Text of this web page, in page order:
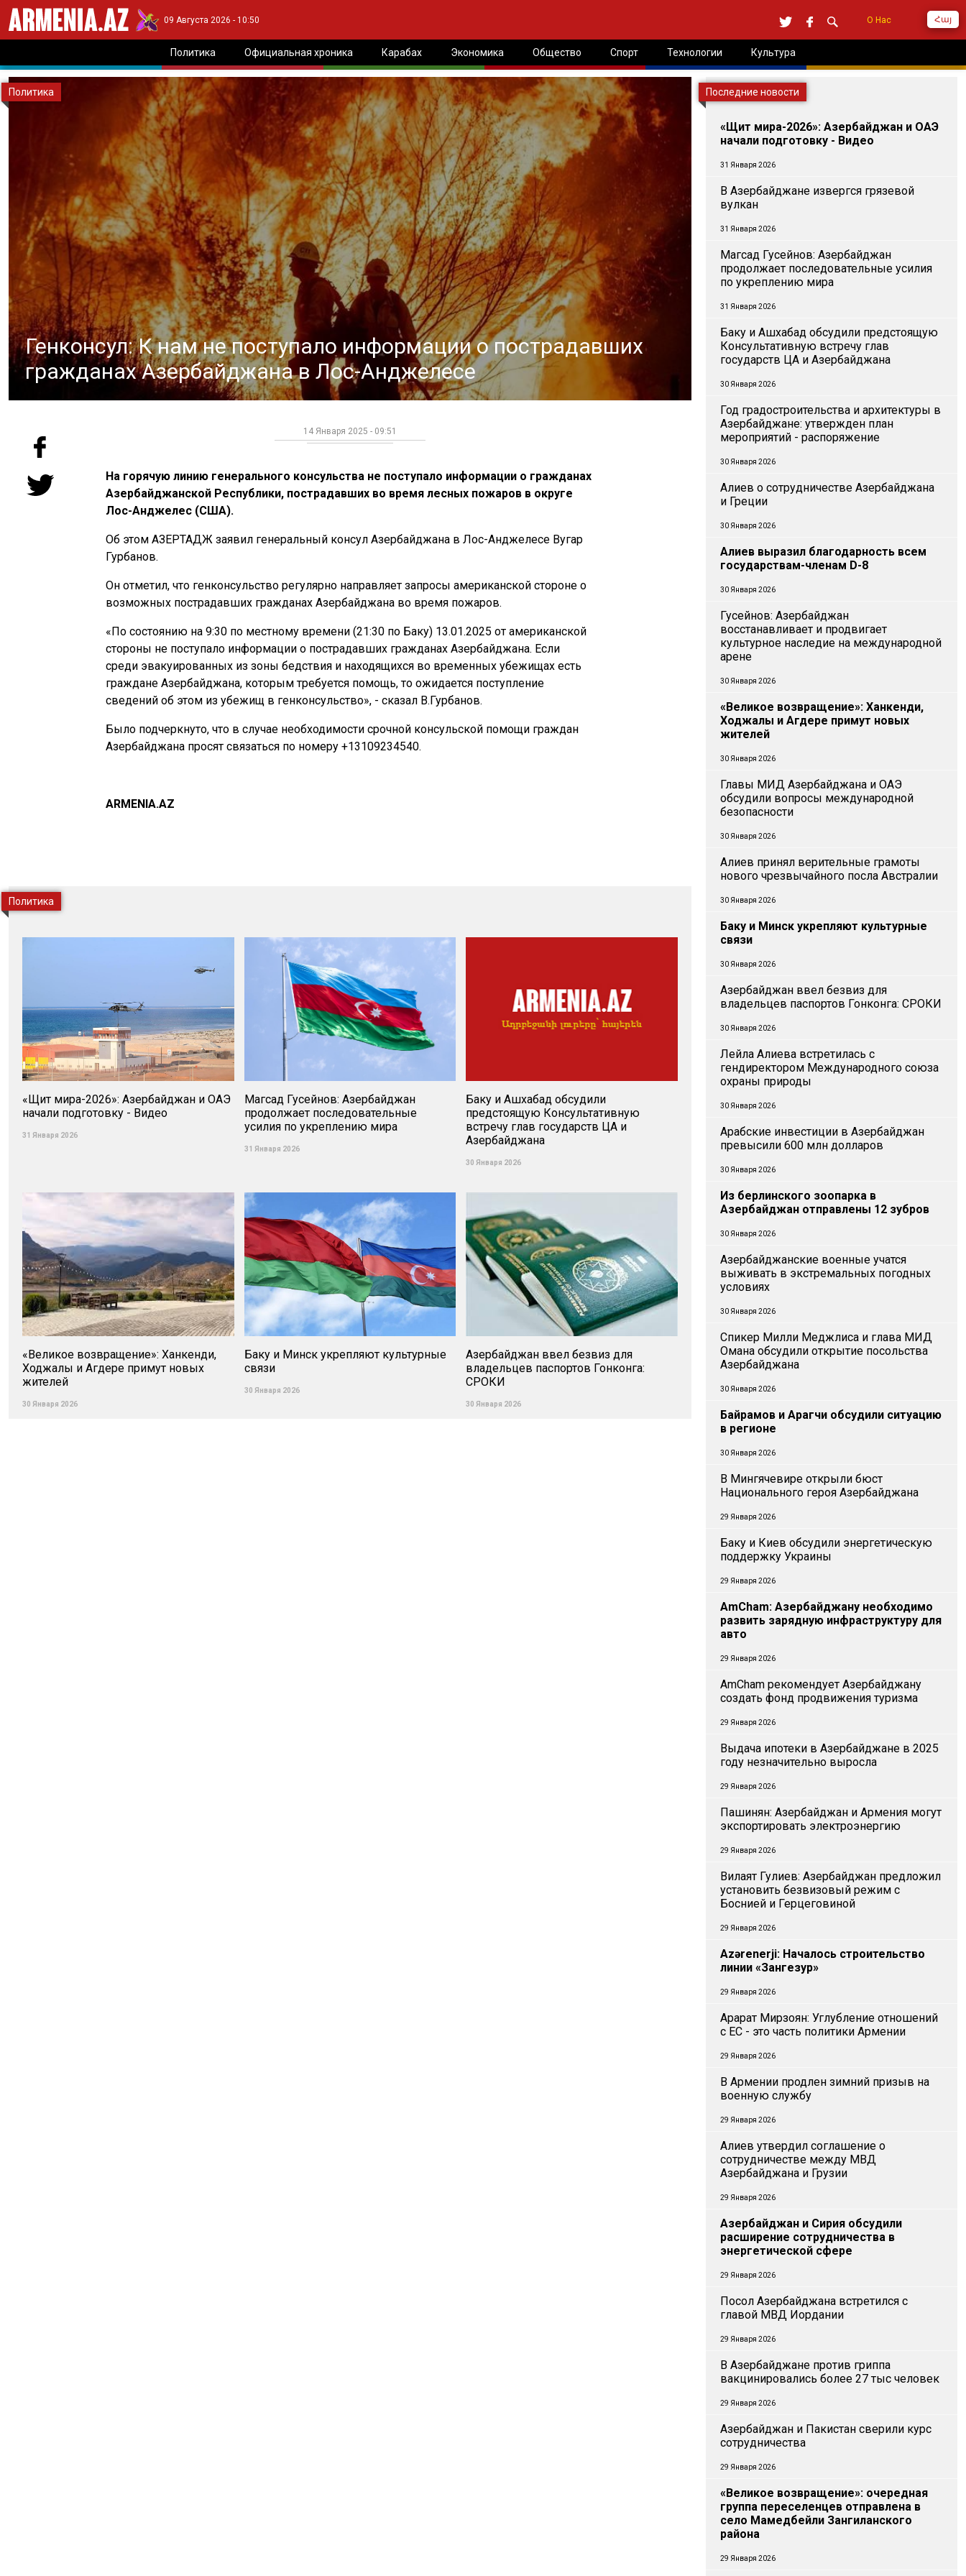
09 Августа 2026 - 10:50 Հայ
О Нас
Политика Официальная хроника Карабах Экономика Общество Спорт Технологии Культура
Генконсул: К нам не поступало информации о пострадавших
гражданах Азербайджана в Лос-Анджелесе
Политика
14 Января 2025 - 09:51
На горячую линию генерального консульства не поступало информации о гражданах
Азербайджанской Республики, пострадавших во время лесных пожаров в округе
Лос-Анджелес (США).
Об этом АЗЕРТАДЖ заявил генеральный консул Азербайджана в Лос-Анджелесе Вугар
Гурбанов.
Он отметил, что генконсульство регулярно направляет запросы американской стороне о
возможных пострадавших гражданах Азербайджана во время пожаров.
«По состоянию на 9:30 по местному времени (21:30 по Баку) 13.01.2025 от американской
стороны не поступало информации о пострадавших гражданах Азербайджана. Если
среди эвакуированных из зоны бедствия и находящихся во временных убежищах есть
граждане Азербайджана, которым требуется помощь, то ожидается поступление
сведений об этом из убежищ в генконсульство», - сказал В.Гурбанов.
Было подчеркнуто, что в случае необходимости срочной консульской помощи граждан
Азербайджана просят связаться по номеру +13109234540.
ARMENIA.AZ
Политика
«Щит мира-2026»: Азербайджан и ОАЭ
начали подготовку - Видео
31 Января 2026
Магсад Гусейнов: Азербайджан
продолжает последовательные
усилия по укреплению мира
31 Января 2026
Баку и Ашхабад обсудили
предстоящую Консультативную
встречу глав государств ЦА и
Азербайджана
30 Января 2026
«Великое возвращение»: Ханкенди,
Ходжалы и Агдере примут новых
жителей
30 Января 2026
Баку и Минск укрепляют культурные
связи
30 Января 2026
Азербайджан ввел безвиз для
владельцев паспортов Гонконга:
СРОКИ
30 Января 2026
Последние новости
«Щит мира-2026»: Азербайджан и ОАЭ
начали подготовку - Видео
31 Января 2026
В Азербайджане извергся грязевой
вулкан
31 Января 2026
Магсад Гусейнов: Азербайджан
продолжает последовательные усилия
по укреплению мира
31 Января 2026
Баку и Ашхабад обсудили предстоящую
Консультативную встречу глав
государств ЦА и Азербайджана
30 Января 2026
Год градостроительства и архитектуры в
Азербайджане: утвержден план
мероприятий - распоряжение
30 Января 2026
Алиев о сотрудничестве Азербайджана
и Греции
30 Января 2026
Алиев выразил благодарность всем
государствам-членам D-8
30 Января 2026
Гусейнов: Азербайджан
восстанавливает и продвигает
культурное наследие на международной
арене
30 Января 2026
«Великое возвращение»: Ханкенди,
Ходжалы и Агдере примут новых
жителей
30 Января 2026
Главы МИД Азербайджана и ОАЭ
обсудили вопросы международной
безопасности
30 Января 2026
Алиев принял верительные грамоты
нового чрезвычайного посла Австралии
30 Января 2026
Баку и Минск укрепляют культурные
связи
30 Января 2026
Азербайджан ввел безвиз для
владельцев паспортов Гонконга: СРОКИ
30 Января 2026
Лейла Алиева встретилась с
гендиректором Международного союза
охраны природы
30 Января 2026
Арабские инвестиции в Азербайджан
превысили 600 млн долларов
30 Января 2026
Из берлинского зоопарка в
Азербайджан отправлены 12 зубров
30 Января 2026
Азербайджанские военные учатся
выживать в экстремальных погодных
условиях
30 Января 2026
Спикер Милли Меджлиса и глава МИД
Омана обсудили открытие посольства
Азербайджана
30 Января 2026
Байрамов и Арагчи обсудили ситуацию
в регионе
30 Января 2026
В Мингячевире открыли бюст
Национального героя Азербайджана
29 Января 2026
Баку и Киев обсудили энергетическую
поддержку Украины
29 Января 2026
AmCham: Азербайджану необходимо
развить зарядную инфраструктуру для
авто
29 Января 2026
AmCham рекомендует Азербайджану
создать фонд продвижения туризма
29 Января 2026
Выдача ипотеки в Азербайджане в 2025
году незначительно выросла
29 Января 2026
Пашинян: Азербайджан и Армения могут
экспортировать электроэнергию
29 Января 2026
Вилаят Гулиев: Азербайджан предложил
установить безвизовый режим с
Боснией и Герцеговиной
29 Января 2026
Azərenerji: Началось строительство
линии «Зангезур»
29 Января 2026
Арарат Мирзоян: Углубление отношений
с ЕС - это часть политики Армении
29 Января 2026
В Армении продлен зимний призыв на
военную службу
29 Января 2026
Алиев утвердил соглашение о
сотрудничестве между МВД
Азербайджана и Грузии
29 Января 2026
Азербайджан и Сирия обсудили
расширение сотрудничества в
энергетической сфере
29 Января 2026
Посол Азербайджана встретился с
главой МВД Иордании
29 Января 2026
В Азербайджане против гриппа
вакцинировались более 27 тыс человек
29 Января 2026
Азербайджан и Пакистан сверили курс
сотрудничества
29 Января 2026
«Великое возвращение»: очередная
группа переселенцев отправлена в
село Мамедбейли Зангиланского
района
29 Января 2026